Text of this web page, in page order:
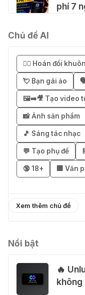
phí 7
03 Thg
🎁
miễn
02 Thg
֎
miễn
💃
Flow
Chủ đề AI
😶‍🌫️ Hoán đổi
💘 Bạn gái ảo
🖼️➡️🎥 Tạo video
📸 Ảnh sản phẩm
🎵 Sáng tác nhạc
💬 Tạo phụ đề
🔞 18+ 🏢 Văn
Xem thêm chủ đề
Nổi bật
🔥
không